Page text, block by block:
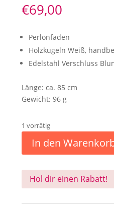
€69,00
Perlonfaden
Holzkugeln Weiß,
Edelstahl Verschluss
Länge: ca. 85 cm
Gewicht: 96 g
1 vorrätig
In den
Hol dir einen Rabatt!